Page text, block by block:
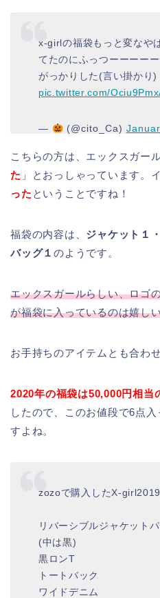
x-girlの福袋もっと変なや
てたのにふっつーーーー
がっかりした(言い掛かり)
pic.twitter.com/
— (@cito_Ca)
こちらの方は、エックスガー
た 」とおっしゃっています。
った ということですね！
福袋の内容は、 ジャケット１
バッグ１のようです。
エックスガールらしい、ロゴ
が福袋に入っているのは嬉し
お手持ちのアイテムとも合わ
2020年の福袋は50,000円相当
したので、このお値段で6点
すよね。
zozoで購入したX-
リバーシブルジャケット
(中は黒)
黒ロンT
トートバック
ワイドデニム